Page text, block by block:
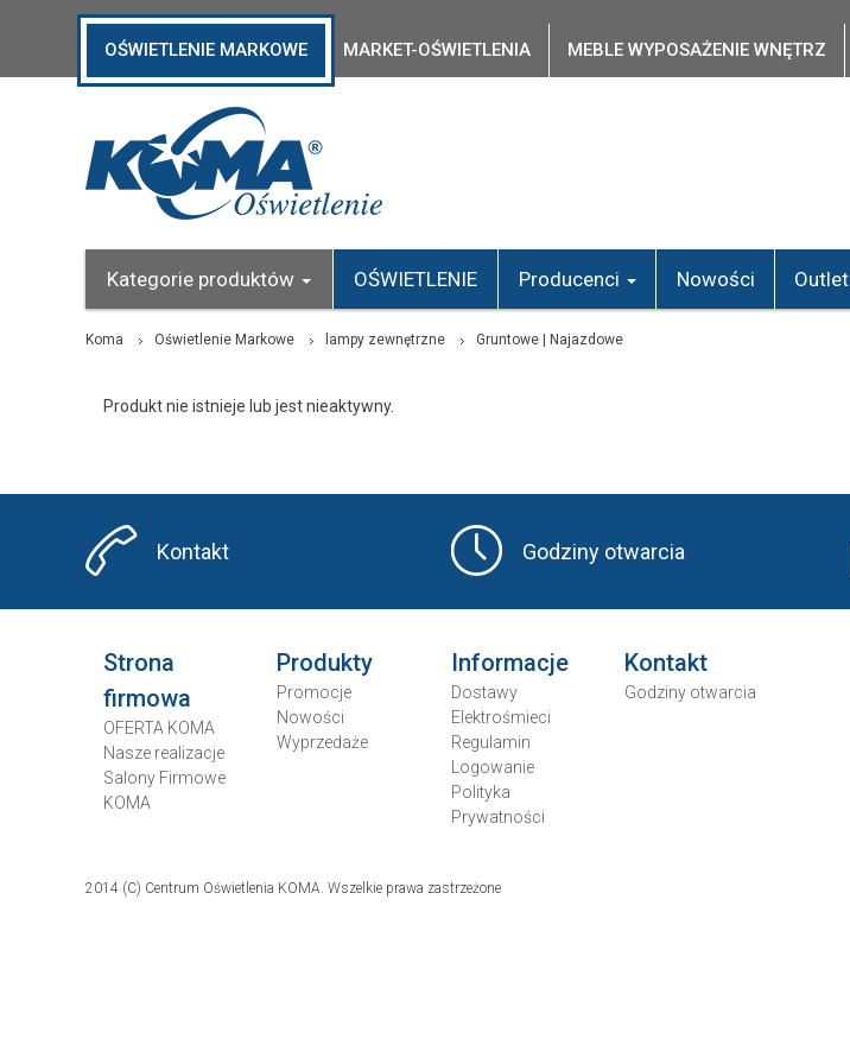
OŚWIETLENIE MARKOWE MARKET-OŚWIETLENIA MEBLE WYPOSAŻENIE WNĘTRZ
Kategorie produktów OŚWIETLENIE Producenci Nowości Outlet
Koma Oświetlenie Markowe lampy zewnętrzne Gruntowe | Najazdowe
Produkt nie istnieje lub jest nieaktywny.
Kontakt Godziny otwarcia
Strona
firmowa
OFERTA KOMA
Nasze realizacje
Salony Firmowe
KOMA
Produkty
Promocje
Nowości
Wyprzedaże
Informacje
Dostawy
Elektrośmieci
Regulamin
Logowanie
Polityka
Prywatności
Kontakt
Godziny otwarcia
2014 (C) Centrum Oświetlenia KOMA. Wszelkie prawa zastrzeżone